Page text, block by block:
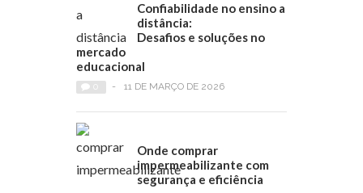
Confiabilidade no ensino a
distância:
Desafios e soluções no
mercado
educacional
- 11 DE MARÇO DE 2026
Onde comprar
impermeabilizante com
segurança e eficiência